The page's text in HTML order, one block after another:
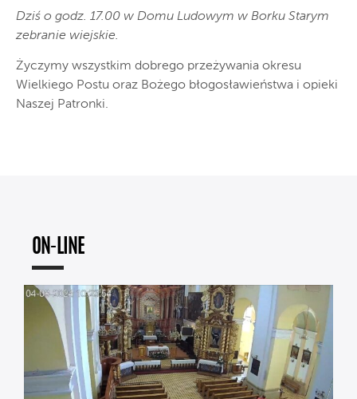
Dziś o godz. 17.00 w Domu Ludowym w Borku Starym
zebranie wiejskie.
Życzymy wszystkim dobrego przeżywania okresu
Wielkiego Postu oraz Bożego błogosławieństwa i opieki
Naszej Patronki.
ON-LINE